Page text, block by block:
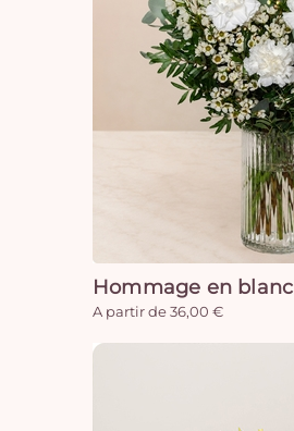
Hommage en blanc
A partir de 36,00 €